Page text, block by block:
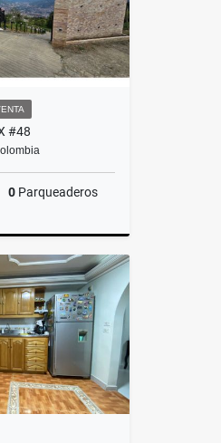
#48
0 Parqueaderos
Venta